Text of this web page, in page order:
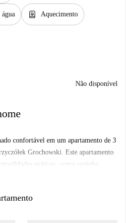
water_heater Aquecimento
Não disponível
confortável em um apartamento de 3
Grochowski. Este apartamento
práticas, como cozinha
Garante praticidade aos inquilinos,
animais de estimação e fumar não são